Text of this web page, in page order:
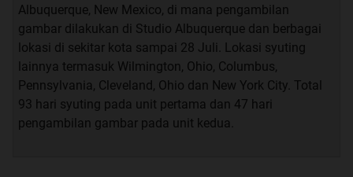
Albuquerque, New Mexico, di mana pengambilan
gambar dilakukan di Studio Albuquerque dan berbagai
lokasi di sekitar kota sampai 28 Juli. Lokasi syuting
lainnya termasuk Wilmington, Ohio, Columbus,
Pennsylvania, Cleveland, Ohio dan New York City. Total
93 hari syuting pada unit pertama dan 47 hari
pengambilan gambar pada unit kedua.